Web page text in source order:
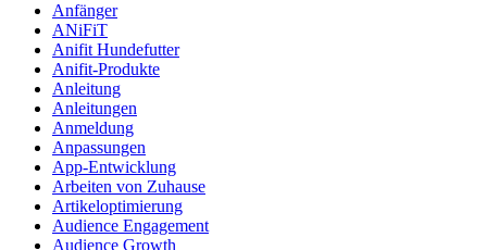
Anfänger
ANiFiT
Anifit Hundefutter
Anifit-Produkte
Anleitung
Anleitungen
Anmeldung
Anpassungen
App-Entwicklung
Arbeiten von Zuhause
Artikeloptimierung
Audience Engagement
Audience Growth